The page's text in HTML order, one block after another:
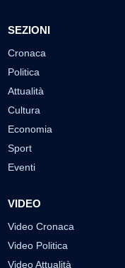
SEZIONI
Cronaca
Politica
Attualità
Cultura
Economia
Sport
Eventi
VIDEO
Video Cronaca
Video Politica
Video Attualità